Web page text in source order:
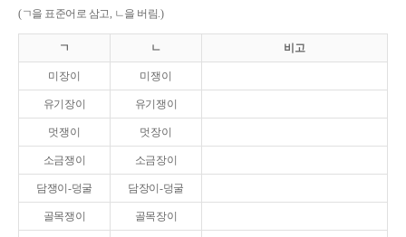
(ㄱ을 표준어로 삼고, ㄴ을 버림.)
ㄱ ㄴ 비고
미장이 미쟁이
유기장이 유기쟁이
멋쟁이 멋장이
소금쟁이 소금장이
담쟁이-덩굴 담장이-덩굴
골목쟁이 골목장이